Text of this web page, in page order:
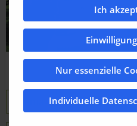
Ich
Nur essenzielle
Individuelle